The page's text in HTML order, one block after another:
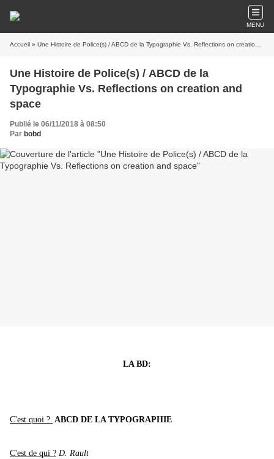
MENU
Accueil » Une Histoire de Police(s) / ABCD de la Typographie Vs. Reflections on creation and space
Une Histoire de Police(s) / ABCD de la
Typographie Vs. Reflections on creation and
space
Publié le 06/11/2018 à 08:50
Par bobd
LA BD:
C'est quoi ? ABCD DE LA TYPOGRAPHIE
C'est de qui ? D. Rault